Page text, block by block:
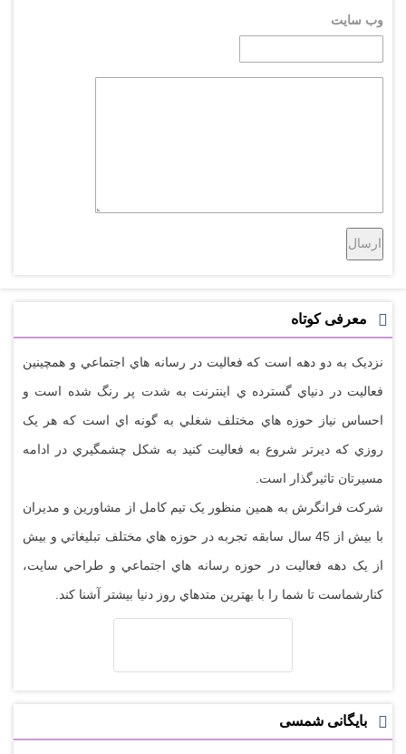
وب سایت
معرفی کوتاه
نزديک به دو دهه است که فعاليت در رسانه هاي اجتماعي و همچينين
فعاليت در دنياي گسترده ي اينترنت به شدت پر رنگ شده است و
احساس نياز حوزه هاي مختلف شغلي به گونه اي است که هر يک
روزي که ديرتر شروع به فعاليت کنيد به شکل چشمگيري در ادامه
مسيرتان تاثيرگذار است.
شرکت فرانگرش به همين منظور يک تيم کامل از مشاورين و مديران
با بيش از 45 سال سابقه تجربه در حوزه هاي مختلف تبليغاتي و بيش
از يک دهه فعاليت در حوزه رسانه هاي اجتماعي و طراحي سايت،
کنارشماست تا شما را با بهترين متدهاي روز دنيا بيشتر آشنا کند.
بایگانی شمسی